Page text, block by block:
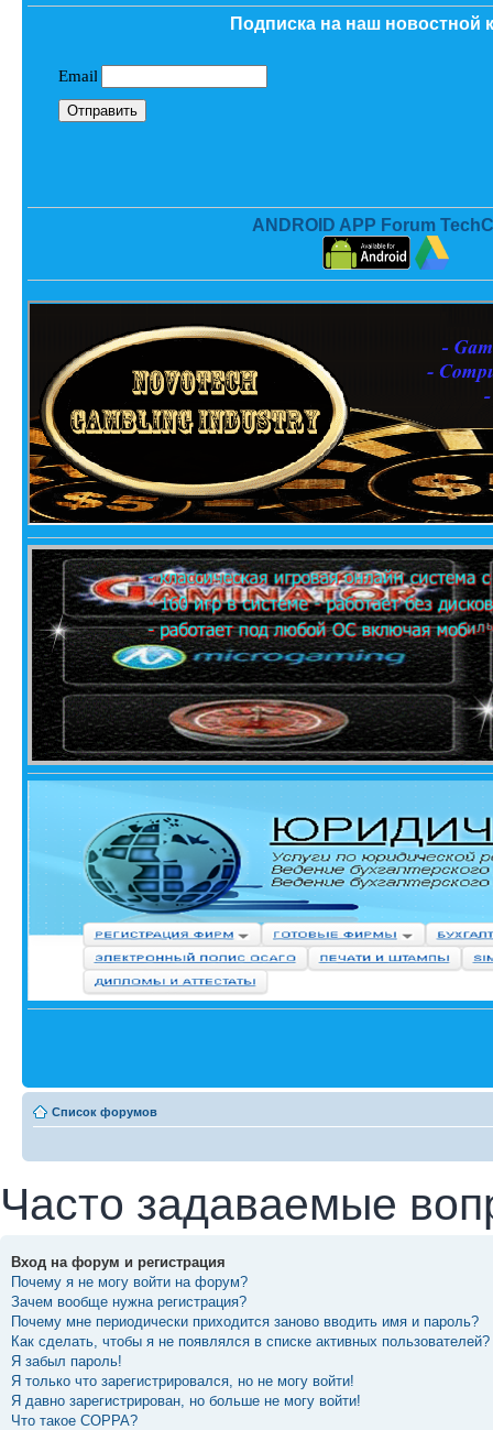
Подписка на наш новостной
ANDROID APP Forum
Список форумов
Часто задаваемые
Вход на форум и регистрация
Почему я не могу войти на форум?
Зачем вообще нужна регистрация?
Почему мне периодически приходится заново вводить имя и пароль?
Как сделать, чтобы я не появлялся в списке активных пользователей?
Я забыл пароль!
Я только что зарегистрировался, но не могу войти!
Я давно зарегистрирован, но больше не могу войти!
Что такое COPPA?